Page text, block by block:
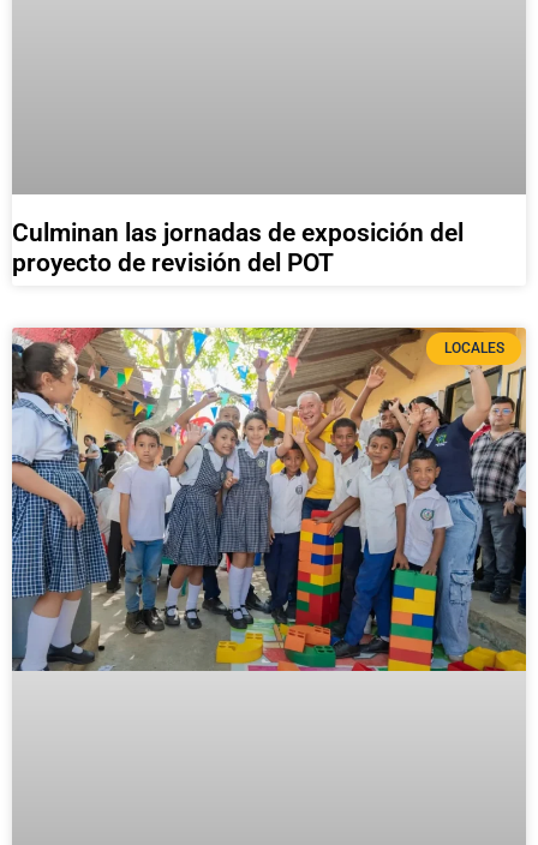
Culminan las jornadas de exposición del
proyecto de revisión del POT
LOCALES